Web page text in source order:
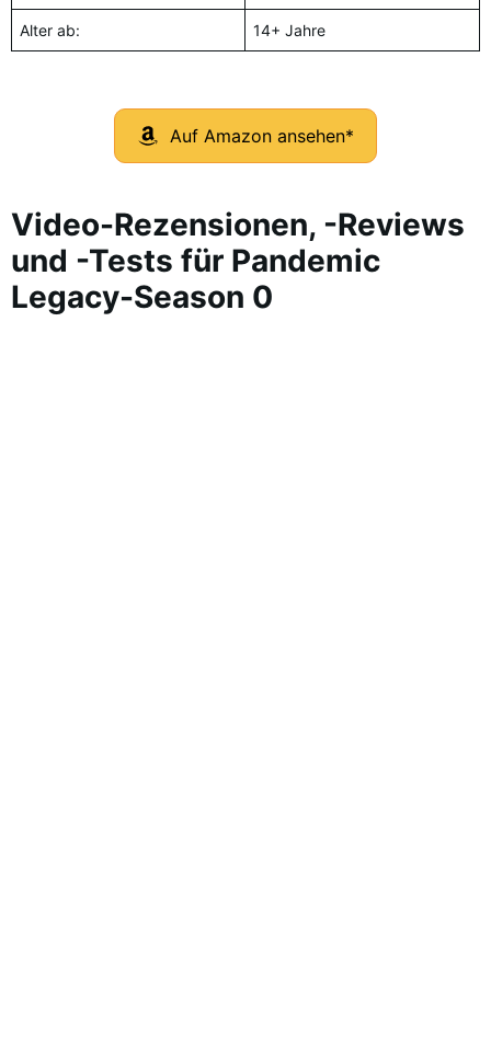
Alter ab: 14+ Jahre
Auf Amazon ansehen*
Video-Rezensionen, -Reviews
und -Tests für Pandemic
Legacy-Season 0